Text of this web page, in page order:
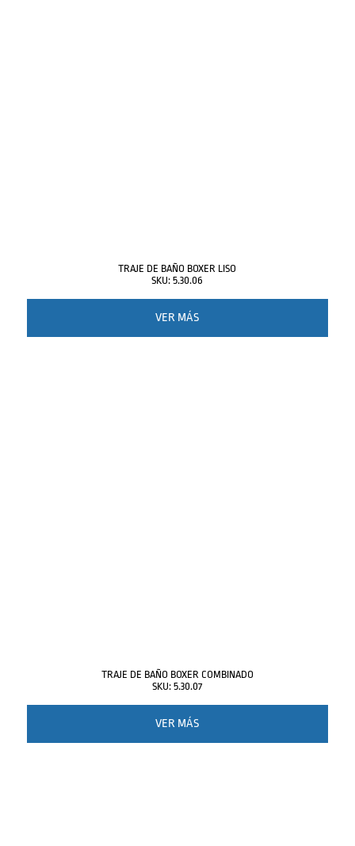
TRAJE DE BAÑO BOXER LISO
SKU: 5.30.06
VER MÁS
TRAJE DE BAÑO BOXER COMBINADO
SKU: 5.30.07
VER MÁS